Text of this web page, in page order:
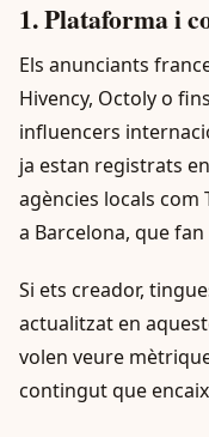
1. Plataforma i
Els anunciants
Hivency, Octoly o
influencers
ja estan registrats
agències locals
a Barcelona, que
Si ets creador,
actualitzat en
volen veure
contingut que